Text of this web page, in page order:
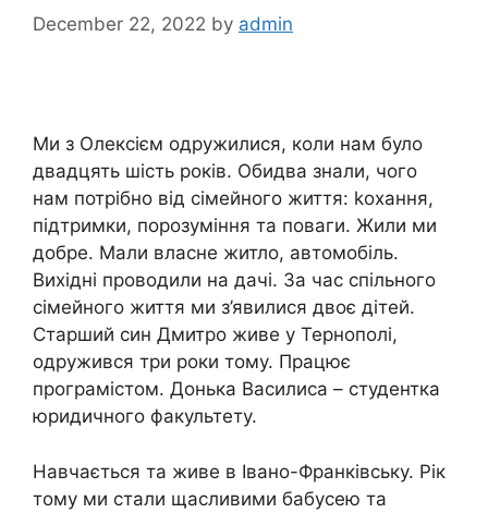
December 22, 2022 by admin
Ми з Олексієм одружилися, коли нам було
двадцять шість років. Обидва знали, чого
нам потрібно від сімейного життя: kохання,
підтримки, порозуміння та поваги. Жили ми
добре. Мали власне житло, автомобіль.
Вихідні проводили на дачі. За час спільного
сімейного життя ми з’явилися двоє дітей.
Старший син Дмитро живе у Тернополі,
одружився три роки тому. Працює
програмістом. Донька Василиса – студентка
юридичного факультету.
Навчається та живе в Івано-Франківську. Рік
тому ми стали щасливими бабусею та